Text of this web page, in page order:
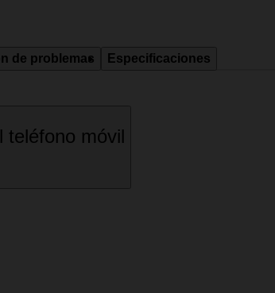
de problemas Especificaciones
teléfono móvil